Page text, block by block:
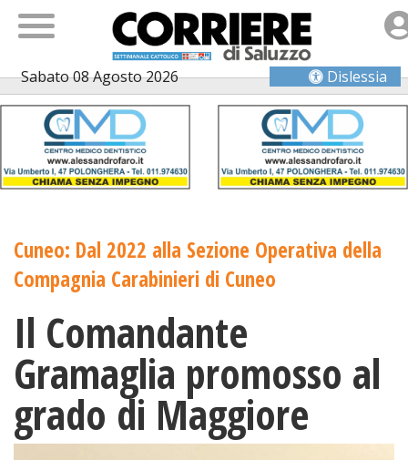
Sabato 08 Agosto 2026 Dislessia
Cuneo: Dal 2022 alla Sezione Operativa della
Compagnia Carabinieri di Cuneo
Il Comandante
Gramaglia promosso al
grado di Maggiore